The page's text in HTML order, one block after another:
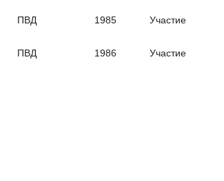
ПВД 1985 Участие
ПВД 1986 Участие